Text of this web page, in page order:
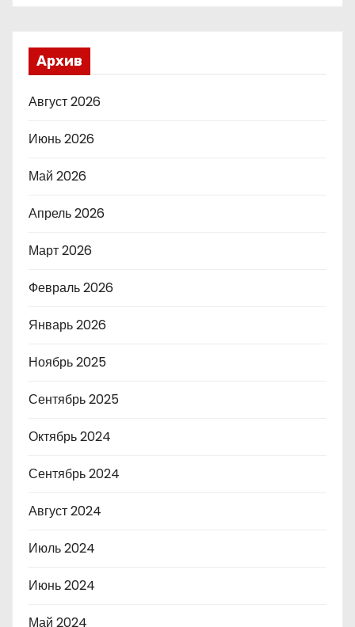
Архив
Август 2026
Июнь 2026
Май 2026
Апрель 2026
Март 2026
Февраль 2026
Январь 2026
Ноябрь 2025
Сентябрь 2025
Октябрь 2024
Сентябрь 2024
Август 2024
Июль 2024
Июнь 2024
Май 2024